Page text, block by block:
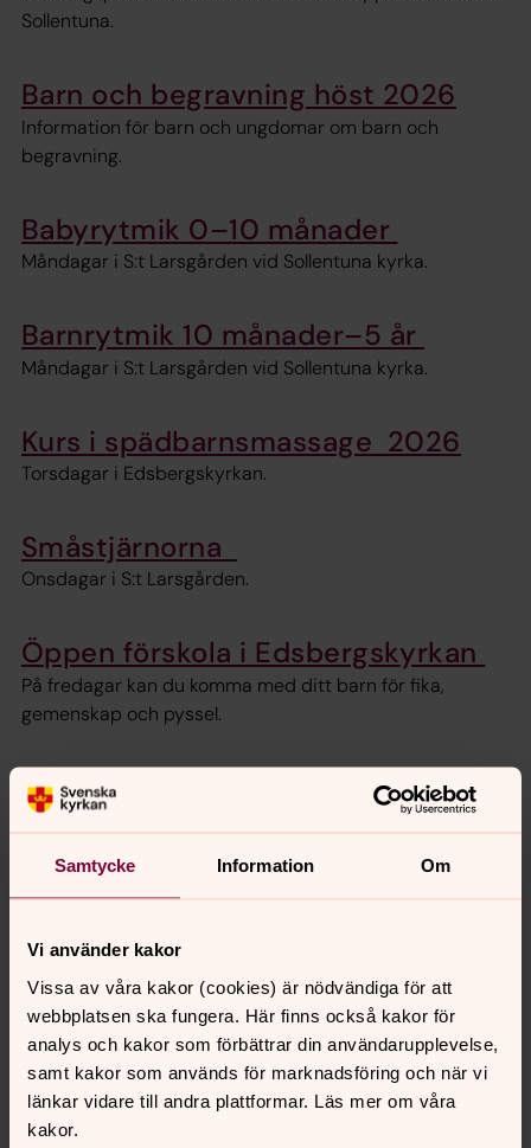
Samtycke Information Om
Vi använder kakor
Vissa av våra kakor (cookies) är nödvändiga för att
webbplatsen ska fungera. Här finns också kakor för
analys och kakor som förbättrar din användarupplevelse,
samt kakor som används för marknadsföring och när vi
länkar vidare till andra plattformar. Läs mer om våra
kakor.
Sollentuna.
Barn och begravning höst 2026
Information för barn och ungdomar om barn och
begravning.
Babyrytmik 0–10 månader
Måndagar i S:t Larsgården vid Sollentuna kyrka.
Barnrytmik 10 månader–5 år
Måndagar i S:t Larsgården vid Sollentuna kyrka.
Kurs i spädbarnsmassage 2026
Torsdagar i Edsbergskyrkan.
Småstjärnorna
Onsdagar i S:t Larsgården.
Öppen förskola i Edsbergskyrkan
På fredagar kan du komma med ditt barn för fika,
gemenskap och pyssel.
Småbarnsrytmik i Edsbergskyrkan
- Öppen förskola
mån
Välkommen på onsdagar till Babyrytmik för 0-10
månader.
Babycafé med rytmik i Kummelby
kyrka 0–1 år